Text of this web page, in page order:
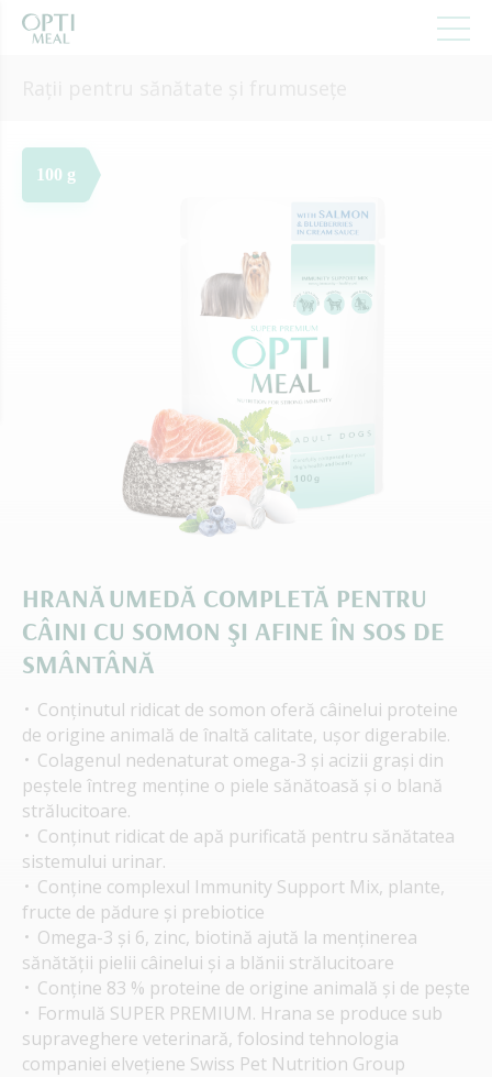
100 g
HRANĂ UMEDĂ COMPLETĂ PENTRU
CÂINI CU SOMON ŞI AFINE ÎN SOS DE
SMÂNTÂNĂ
Conținutul ridicat de somon oferă câinelui proteine
de origine animală de înaltă calitate, ușor digerabile.
Colagenul nedenaturat omega-3 și acizii grași din
peștele întreg menține o piele sănătoasă și o blană
strălucitoare.
Conținut ridicat de apă purificată pentru sănătatea
sistemului urinar.
Conține complexul Immunity Support Mix, plante,
fructe de pădure și prebiotice
Omega-3 și 6, zinc, biotină ajută la menținerea
sănătății pielii câinelui și a blănii strălucitoare
Conține 83 % proteine de origine animală și de pește
Formulă SUPER PREMIUM. Hrana se produce sub
supraveghere veterinară, folosind tehnologia
companiei elvețiene Swiss Pet Nutrition Group